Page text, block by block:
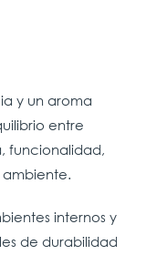
y un aroma
entre
funcionalidad,
internos y
de durabilidad